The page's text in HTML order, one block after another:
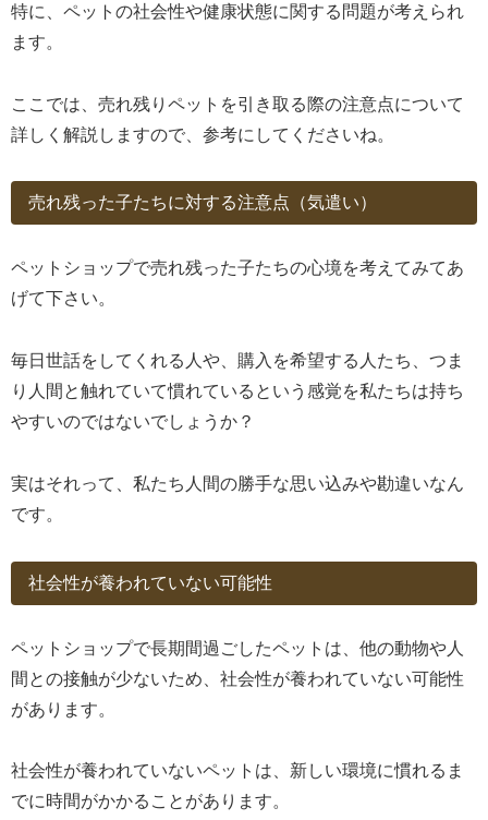
特に、ペットの社会性や健康状態に関する問題が考えられ
ます。
ここでは、売れ残りペットを引き取る際の注意点について
詳しく解説しますので、参考にしてくださいね。
売れ残った子たちに対する注意点（気遣い）
ペットショップで売れ残った子たちの心境を考えてみてあ
げて下さい。
毎日世話をしてくれる人や、購入を希望する人たち、つま
り人間と触れていて慣れているという感覚を私たちは持ち
やすいのではないでしょうか？
実はそれって、私たち人間の勝手な思い込みや勘違いなん
です。
社会性が養われていない可能性
ペットショップで長期間過ごしたペットは、他の動物や人
間との接触が少ないため、社会性が養われていない可能性
があります。
社会性が養われていないペットは、新しい環境に慣れるま
でに時間がかかることがあります。